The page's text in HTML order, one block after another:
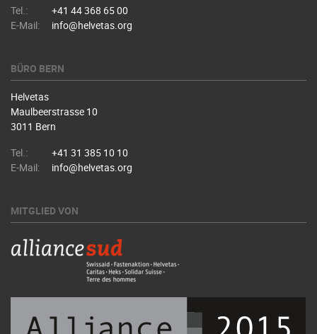
Tel.:
+41 44 368 65 00
E-Mail:
info@helvetas.org
BÜRO BERN
Helvetas
Maulbeerstrasse 10
3011 Bern
Tel.:
+41 31 385 10 10
E-Mail:
info@helvetas.org
MITGLIED VON